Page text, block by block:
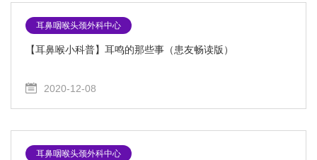
耳鼻咽喉头颈外科中心
【耳鼻喉小科普】耳鸣的那些事（患友畅读版）
2020-12-08
耳鼻咽喉头颈外科中心